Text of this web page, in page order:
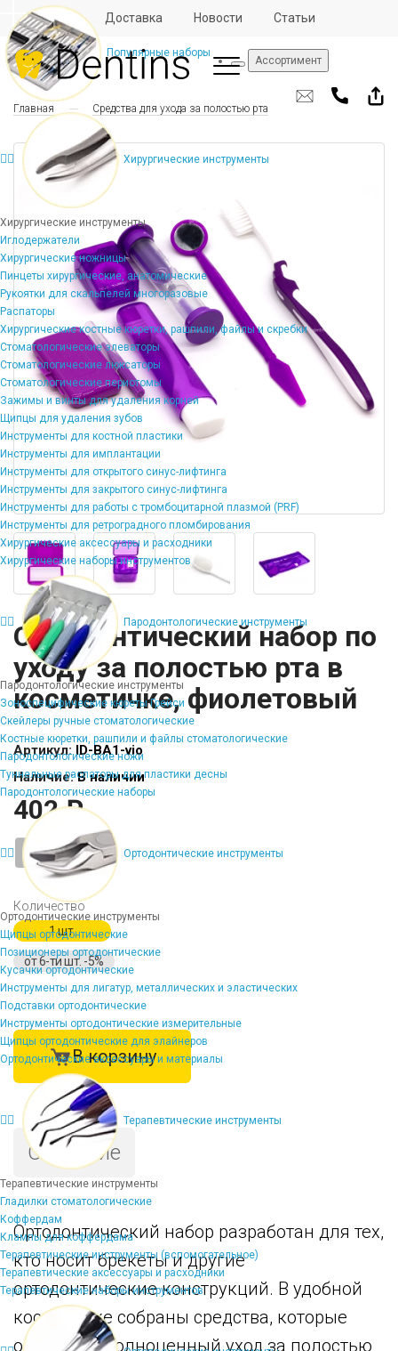
Отзывы Доставка Новости Статьи
Ассортимент
Популярные наборы
Хирургические инструменты
Хирургические инструменты
Иглодержатели
Хирургические ножницы
Пинцеты хирургические, анатомические
Рукоятки для скальпелей многоразовые
Распаторы
Хирургические костные кюретки, рашпили, файлы и скребки
Стоматологические элеваторы
Стоматологические люксаторы
Стоматологические периотомы
Зажимы и винты для удаления корней
Щипцы для удаления зубов
Инструменты для костной пластики
Инструменты для имплантации
Инструменты для открытого синус-лифтинга
Инструменты для закрытого синус-лифтинга
Инструменты для работы с тромбоцитарной плазмой (PRF)
Инструменты для ретроградного пломбирования
Хирургические аксессуары и расходники
Хирургические наборы инструментов
Пародонтологические инструменты
Пародонтологические инструменты
Зоноспецифические кюреты Грейси
Скейлеры ручные стоматологические
Костные кюретки, рашпили и файлы стоматологические
Пародонтологические ножи
Туннельные распаторы для пластики десны
Пародонтологические наборы
Ортодонтические инструменты
Ортодонтические инструменты
Щипцы ортодонтические
Позиционеры ортодонтические
Кусачки ортодонтические
Инструменты для лигатур, металлических и эластических
Подставки ортодонтические
Инструменты ортодонтические измерительные
Щипцы ортодонтические для элайнеров
Ортодонтические аксессуары и материалы
Терапевтические инструменты
Терапевтические инструменты
Гладилки стоматологические
Коффердам
Клампы для коффердама
Терапевтические инструменты (вспомогательное)
Терапевтические аксессуары и расходники
Терапевтические наборы инструментов
Главная Средства для ухода за полостью рта
Ортодонтический набор по
уходу за полостью рта в
косметичке, фиолетовый
Артикул:ID-BA1-vio
Наличие:В наличии
402 ₽
- +
Количество
1 шт.
от 6-ти шт. -5%
В корзину
Описание
Ортодонтический набор разработан для тех,
кто носит брекеты и другие
ортодонтические конструкций. В удобной
косметичке собраны средства, которые
обеспечат полноценный уход за полостью